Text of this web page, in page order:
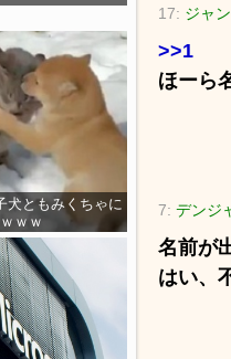
犬ともみくちゃに
ｗｗ
17: ジャ
>>1
ほーら
7: デンジ
名前が
はい、